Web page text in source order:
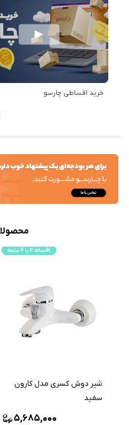
خرید اقساطی چارسو
شیر دوش کسری مدل کارون
سفید
5,685,000